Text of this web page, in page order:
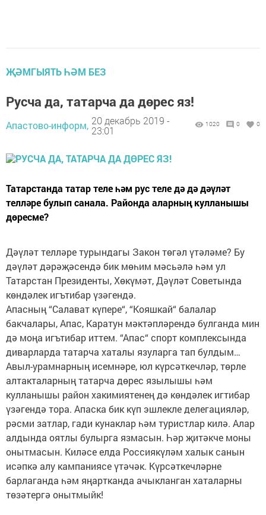
ҖӘМГЫЯТЬ ҺӘМ БЕЗ
Русча да, татарча да дөрес яз!
Апастово-информ, 20 декабрь 2019 -
23:01
1020 0 0
Татарстанда татар теле һәм рус теле дә дә дәүләт
телләре булып санала. Районда аларның кулланышы
дөресме?
Дәүләт телләре турындагы Закон төгәл үтәләме? Бу
дәүләт дәрәҗәсендә бик мөһим мәсьәлә һәм ул
Татарстан Президенты, Хөкүмәт, Дәүләт Советында
көндәлек игътибар үзәгендә.
Апасның “Салават күпере“, “Кояшкай“ балалар
бакчалары, Апас, Каратун мәктәпләрендә булганда мин
дә моңа игътибар иттем. “Апас“ спорт комплексында
диварларда татарча хаталы язуларга тап булдым…
Авыл-урамнарның исемнәре, юл күрсәткечләр, төрле
алтакталарның татарча дөрес язылышы һәм
кулланышы район хакимиятенең дә көндәлек игтибар
үзәгендә тора. Апаска бик күп эшлекле делегацияләр,
рәсми затлар, гади кунаклар һәм туристлар килә. Алар
алдында оятлы булырга язмасын. Һәр җитәкче моны
онытмасын. Киләсе елда Россиякүләм халык санын
исәпкә алу кампаниясе үтәчәк. Күрсәткечләрне
барлаганда һәм яңартканда ачыкланган хаталарны
төзәтергә онытмыйк!